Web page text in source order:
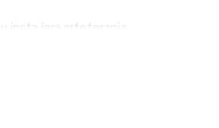
mente
insta iara.arteterapia